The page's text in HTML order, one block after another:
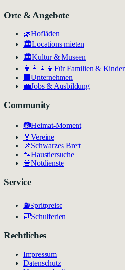
Orte & Angebote
🌿Hofläden
🏛️Locations mieten
🏛Kultur & Museen
👨‍👩‍👧‍👦 Für Familien & Kinder
🏢 Unternehmen
💼Jobs & Ausbildung
Community
📷Heimat-Moment
🏅 Vereine
📌Schwarzes Brett
🐾Haustiersuche
🚨Notdienste
Service
⛽Spritpreise
🎒Schulferien
Rechtliches
Impressum
Datenschutz